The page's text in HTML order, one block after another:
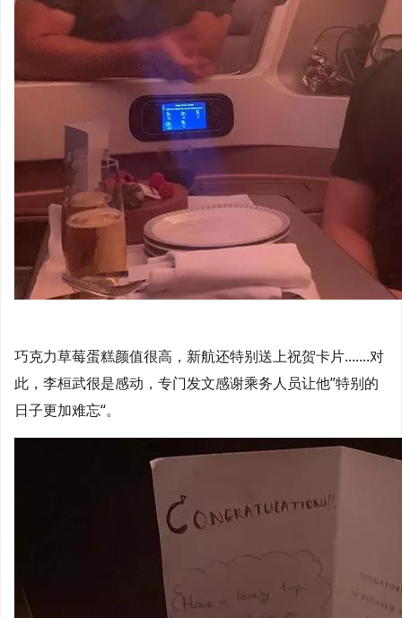
巧克力草莓蛋糕颜值很高，新航还特别送上祝贺卡片.......对
此，李桓武很是感动，专门发文感谢乘务人员让他”特别的
日子更加难忘“。